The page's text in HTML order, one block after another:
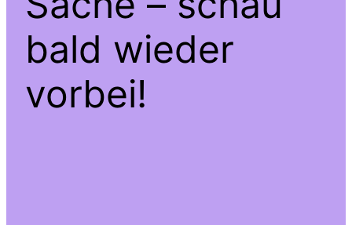
bald wieder
vorbei!